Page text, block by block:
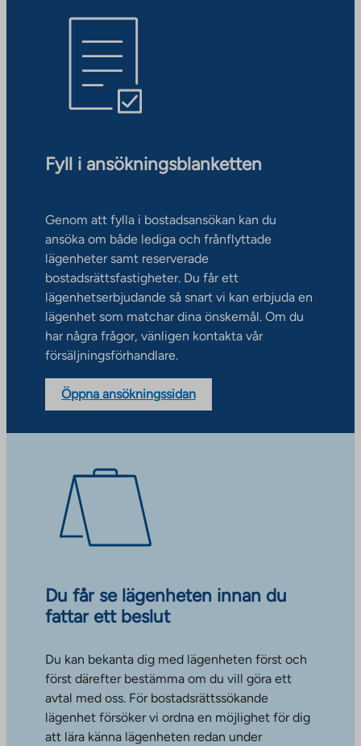
Fyll i ansökningsblanketten
Genom att fylla i bostadsansökan kan du
ansöka om både lediga och frånflyttade
lägenheter samt reserverade
bostadsrättsfastigheter. Du får ett
lägenhetserbjudande så snart vi kan erbjuda en
lägenhet som matchar dina önskemål. Om du
har några frågor, vänligen kontakta vår
försäljningsförhandlare.
Öppna ansökningssidan
Du får se lägenheten innan du
fattar ett beslut
Du kan bekanta dig med lägenheten först och
först därefter bestämma om du vill göra ett
avtal med oss. För bostadsrättssökande
lägenhet försöker vi ordna en möjlighet för dig
att lära känna lägenheten redan under